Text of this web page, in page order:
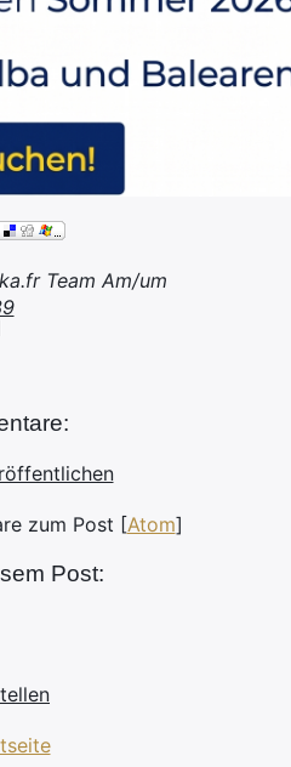
Team Am/um
zum Post [Atom]
Post: